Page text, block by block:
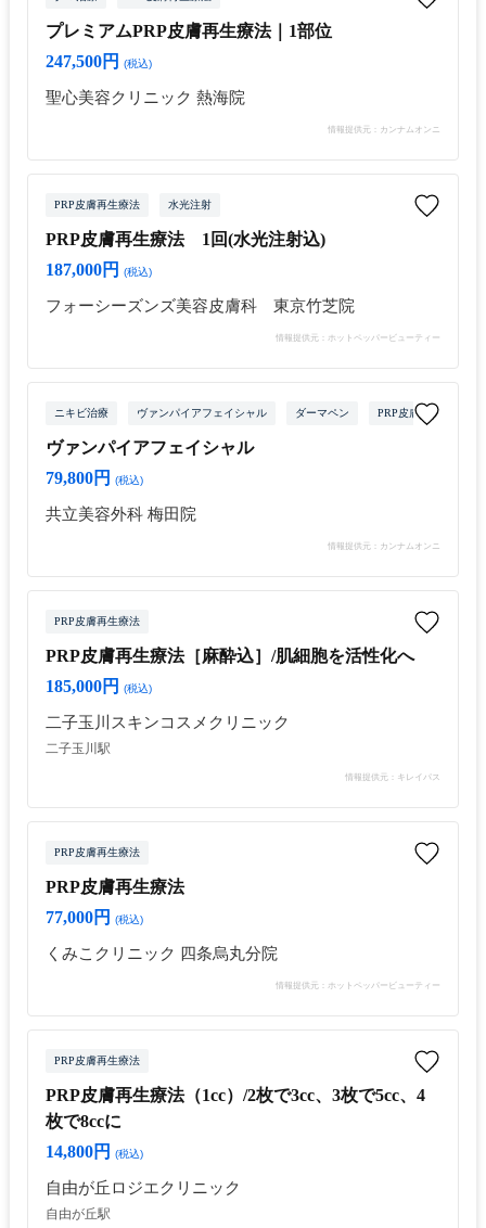
プレミアムPRP皮膚再生療法｜1部位
247,500円
(税込)
聖心美容クリニック 熱海院
情報提供元：カンナムオンニ
PRP皮膚再生療法 水光注射
PRP皮膚再生療法 1回(水光注射込)
187,000円
(税込)
フォーシーズンズ美容皮膚科 東京竹芝院
情報提供元：ホットペッパービューティー
ニキビ治療 ヴァンパイアフェイシャル ダーマペン PRP皮膚再生療法
ヴァンパイアフェイシャル
79,800円
(税込)
共立美容外科 梅田院
情報提供元：カンナムオンニ
PRP皮膚再生療法
PRP皮膚再生療法［麻酔込］/肌細胞を活性化へ
185,000円
(税込)
二子玉川スキンコスメクリニック
二子玉川駅
情報提供元：キレイパス
PRP皮膚再生療法
PRP皮膚再生療法
77,000円
(税込)
くみこクリニック 四条烏丸分院
情報提供元：ホットペッパービューティー
PRP皮膚再生療法
PRP皮膚再生療法（1cc）/2枚で3cc、3枚で5cc、4
枚で8ccに
14,800円
(税込)
自由が丘ロジエクリニック
自由が丘駅